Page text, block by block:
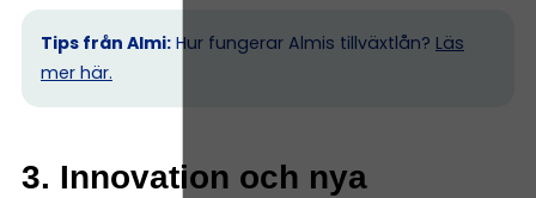
Tips från Almi: Hur fungerar Almis tillväxtlån? Läs
mer här.
3. Innovation och nya